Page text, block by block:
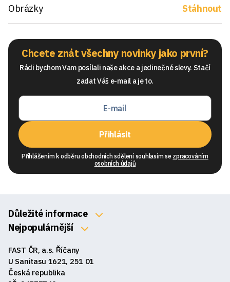
Obrázky Stáhnout
Chcete znát všechny novinky jako první?
Rádi bychom Vam posílali naše akce a jedinečné slevy. Stačí
zadat Váš e-mail a je to.
Přihlásit
Přihlášením k odběru obchodních sdělení souhlasím se zpracováním
osobních údajů
Důležité informace
O nás
Obchodní podmínky
Reklamace a vrácení zboží
Nejpopulárnější
Myši
Sluchátka
FAST ČR, a.s. Říčany
U Sanitasu 1621, 251 01
Česká republika